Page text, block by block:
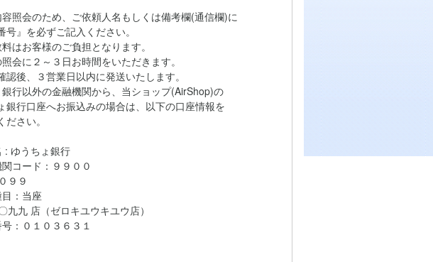
会のため、ご依頼人名もしくは備考欄(通信欄)に
』を必ずご記入ください。
お客様のご負担となります。
に２～３日お時間をいただきます。
、３営業日以内に発送いたします。
以外の金融機関から、当ショップ(AirShop)の
口座へお振込みの場合は、以下の口座情報を
さい。
うちょ銀行
ード：９９００
９
当座
店（ゼロキユウキユウ店）
０１０３６３１